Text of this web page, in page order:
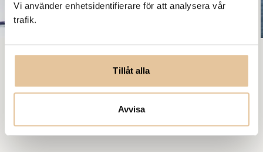
Vi använder enhetsidentifierare för att analysera vår
trafik.
Tillåt alla
Avvisa